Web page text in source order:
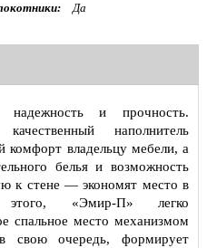
Да
надежность и прочность.
наполнитель
комфорт владельцу мебели, а
белья и возможность
к стене — экономят место в
«Эмир-П» легко
спальное место механизмом
свою очередь, формирует